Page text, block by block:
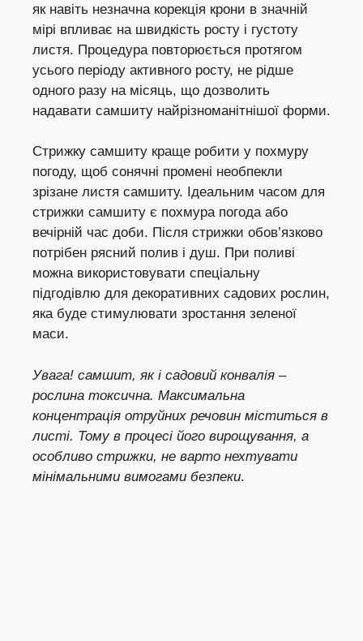
як навіть незначна корекція крони в значній
мірі впливає на швидкість росту і густоту
листя. Процедура повторюється протягом
усього періоду активного росту, не рідше
одного разу на місяць, що дозволить
надавати самшиту найрізноманітнішої форми.
Стрижку самшиту краще робити у похмуру
погоду, щоб сонячні промені необпекли
зрізане листя самшиту. Ідеальним часом для
стрижки самшиту є похмура погода або
вечірній час доби. Після стрижки обов’язково
потрібен рясний полив і душ. При поливі
можна використовувати спеціальну
підгодівлю для декоративних садових рослин,
яка буде стимулювати зростання зеленої
маси.
Увага! самшит, як і садовий конвалія –
рослина токсична. Максимальна
концентрація отруйних речовин міститься в
листі. Тому в процесі його вирощування, а
особливо стрижки, не варто нехтувати
мінімальними вимогами безпеки.